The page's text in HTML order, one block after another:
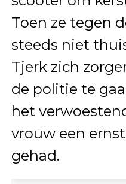
Toen ze tegen
steeds niet
Tjerk zich
de politie te
het
vrouw een
gehad.